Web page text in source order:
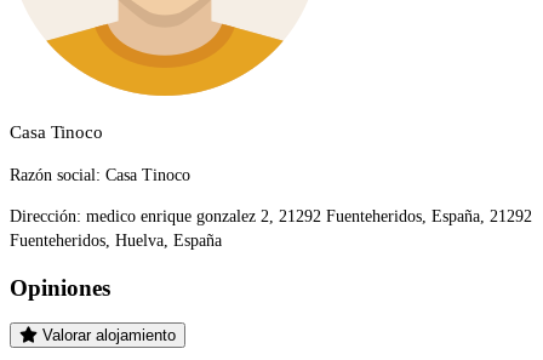
Casa Tinoco
Razón social: Casa Tinoco
Dirección: medico enrique gonzalez 2, 21292 Fuenteheridos, España, 21292
Fuenteheridos, Huelva, España
Opiniones
Valorar alojamiento